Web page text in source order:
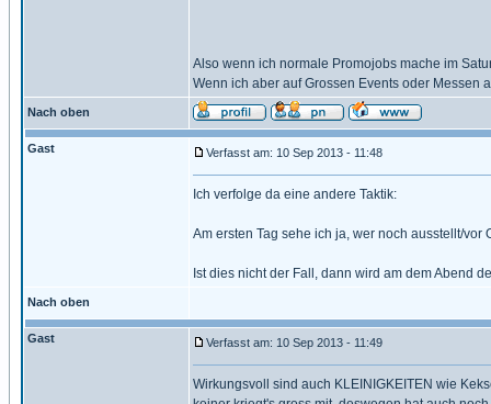
Also wenn ich normale Promojobs mache im
Wenn ich aber auf Grossen Events oder Messen
Nach oben
Gast Verfasst am: 10 Sep 2013 - 11:48
Ich verfolge da eine andere Taktik:
Am ersten Tag sehe ich ja, wer noch ausstellt/
Ist dies nicht der Fall, dann wird am dem Abend
Nach oben
Gast Verfasst am: 10 Sep 2013 - 11:49
Wirkungsvoll sind auch KLEINIGKEITEN wie